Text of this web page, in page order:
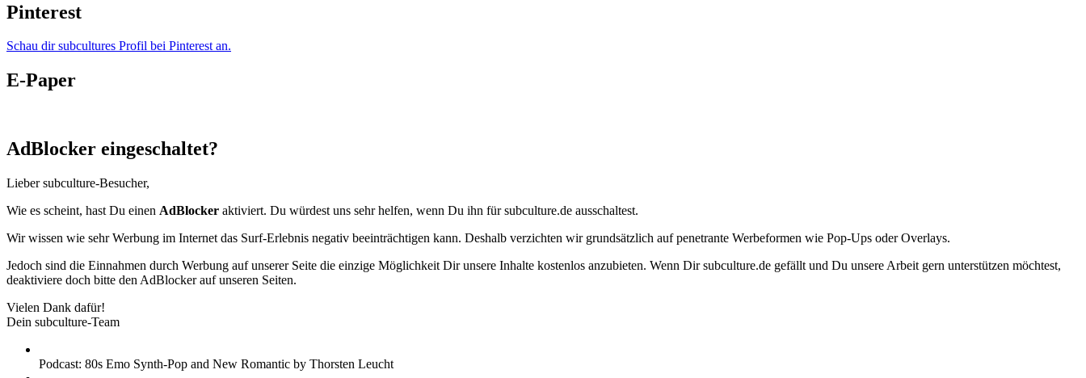
Pinterest
Schau dir subcultures Profil bei Pinterest an.
E-Paper
AdBlocker eingeschaltet?
Lieber subculture-Besucher,
Wie es scheint, hast Du einen AdBlocker aktiviert. Du würdest uns sehr helfen, wenn Du ihn für subculture.de ausschaltest.
Wir wissen wie sehr Werbung im Internet das Surf-Erlebnis negativ beeinträchtigen kann. Deshalb verzichten wir grundsätzlich auf penetrante Werbeformen wie Pop-Ups oder Overlays.
Jedoch sind die Einnahmen durch Werbung auf unserer Seite die einzige Möglichkeit Dir unsere Inhalte kostenlos anzubieten. Wenn Dir subculture.de gefällt und Du unsere Arbeit gern unterstützen möchtest,
deaktiviere doch bitte den AdBlocker auf unseren Seiten.
Vielen Dank dafür!
Dein subculture-Team
Podcast: 80s Emo Synth-Pop and New Romantic by Thorsten Leucht